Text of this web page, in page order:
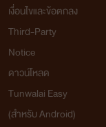
เงื่อนไขและข้อตกลง
Third-Party
Notice
ดาวน์โหลด
Tunwalai Easy
(สำหรับ Android)